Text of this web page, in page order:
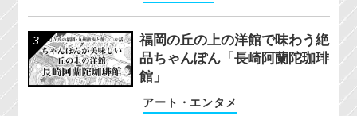
福岡の丘の上の洋館で味わう絶
品ちゃんぽん「長崎阿蘭陀珈琲
館」
アート・エンタメ